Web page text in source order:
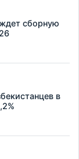
сборную
в